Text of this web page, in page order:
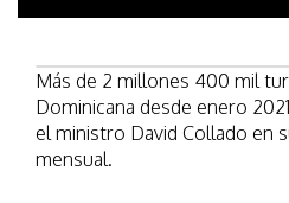
Más de 2 millones 400 mil
Dominicana desde enero
el ministro David Collado en
mensual.